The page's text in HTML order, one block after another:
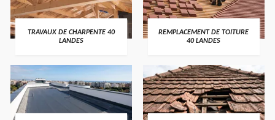
TRAVAUX DE CHARPENTE 40
LANDES
REMPLACEMENT DE TOITURE
40 LANDES